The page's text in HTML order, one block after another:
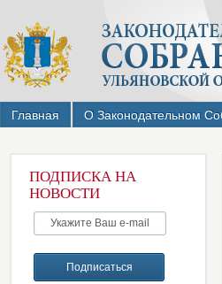
Главная О Законодательном
ПОДПИСКА НА
НОВОСТИ